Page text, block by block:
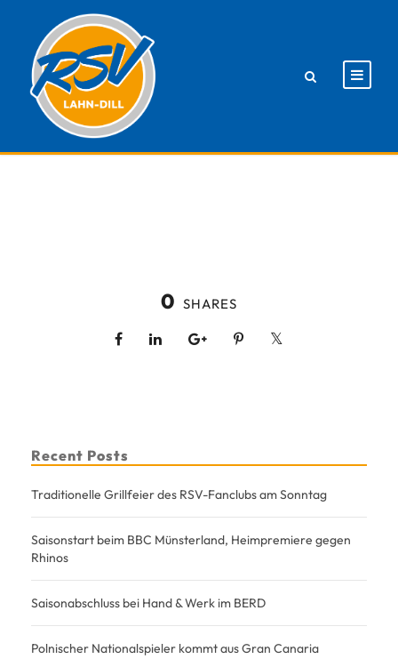
0 SHARES
Recent Posts
Traditionelle Grillfeier des RSV-Fanclubs am Sonntag
Saisonstart beim BBC Münsterland, Heimpremiere gegen
Rhinos
Saisonabschluss bei Hand & Werk im BERD
Polnischer Nationalspieler kommt aus Gran Canaria